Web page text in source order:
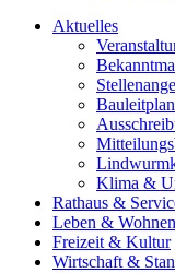
Aktuelles
Klima &
Rathaus &
Leben & Wohnen
Freizeit & Kultur
Wirtschaft &